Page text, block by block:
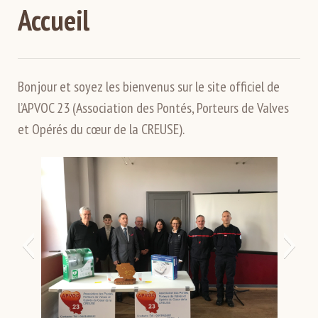
Accueil
Bonjour et soyez les bienvenus sur le site officiel de
l’APVOC 23 (Association des Pontés, Porteurs de Valves
et Opérés du cœur de la CREUSE).